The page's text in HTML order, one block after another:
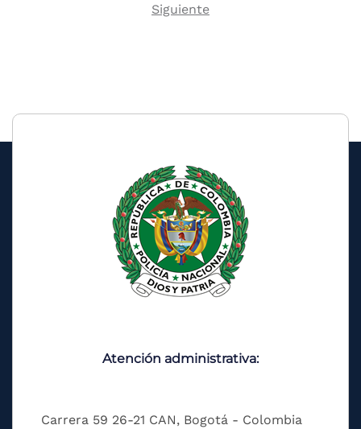
Pagination
Next
Siguiente
Atención administrativa:
Carrera 59 26-21 CAN, Bogotá - Colombia